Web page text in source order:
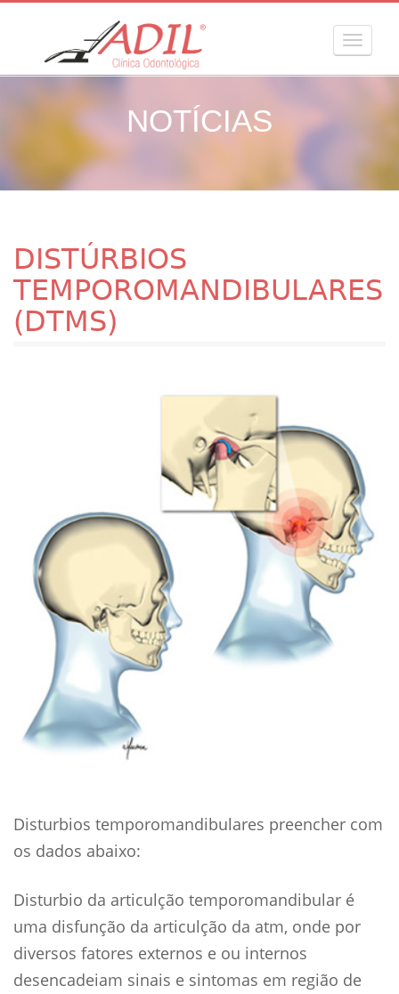
MENU
NOTÍCIAS
DISTÚRBIOS
TEMPOROMANDIBULARES
(DTMS)
Disturbios temporomandibulares preencher com
os dados abaixo:
Disturbio da articulção temporomandibular é
uma disfunção da articulção da atm, onde por
diversos fatores externos e ou internos
desencadeiam sinais e sintomas em região de